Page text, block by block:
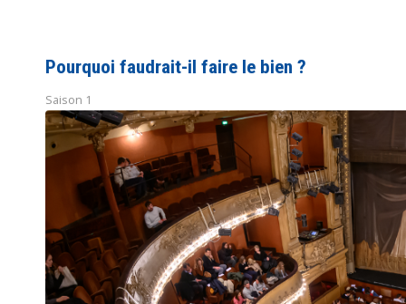
Pourquoi faudrait-il faire le bien ?
Saison 1